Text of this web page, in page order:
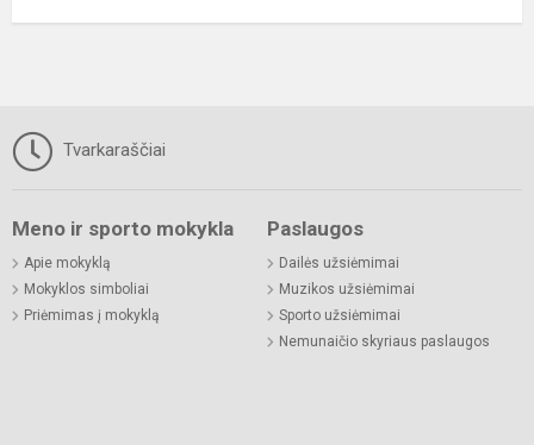
Tvarkaraščiai
Meno ir sporto mokykla
Apie mokyklą
Mokyklos simboliai
Priėmimas į mokyklą
Paslaugos
Dailės užsiėmimai
Muzikos užsiėmimai
Sporto užsiėmimai
Nemunaičio skyriaus paslaugos